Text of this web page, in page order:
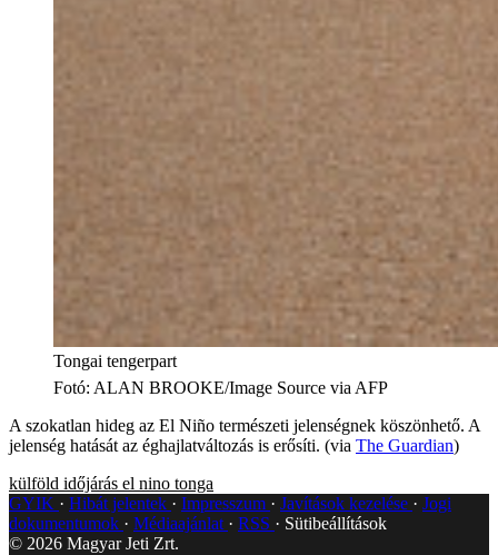
Tongai tengerpart
Fotó: ALAN BROOKE/Image Source via AFP
A szokatlan hideg az El Niño természeti jelenségnek köszönhető. A
jelenség hatását az éghajlatváltozás is erősíti. (via The Guardian)
külföld időjárás el nino tonga
GYIK
Hibát jelentek Impresszum Javítások kezelése
Jogi
dokumentumok
Médiaajánlat RSS
Sütibeállítások
© 2026 Magyar Jeti Zrt.